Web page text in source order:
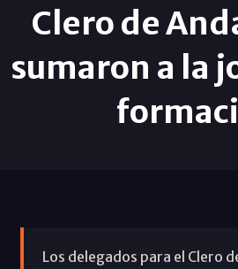
Clero de
sumaron a la
Los delegados para el Clero